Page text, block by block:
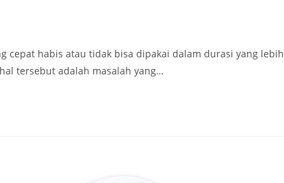
cepat habis atau tidak bisa dipakai dalam durasi yang lebih
tersebut adalah masalah yang…